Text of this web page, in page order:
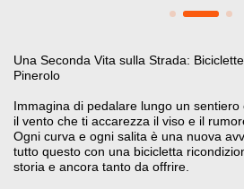
Una Seconda Vita sulla Strada:
Pinerolo
Immagina di pedalare lungo un sentiero
il vento che ti accarezza il viso e il
Ogni curva e ogni salita è una nuova
tutto questo con una bicicletta
storia e ancora tanto da offrire.